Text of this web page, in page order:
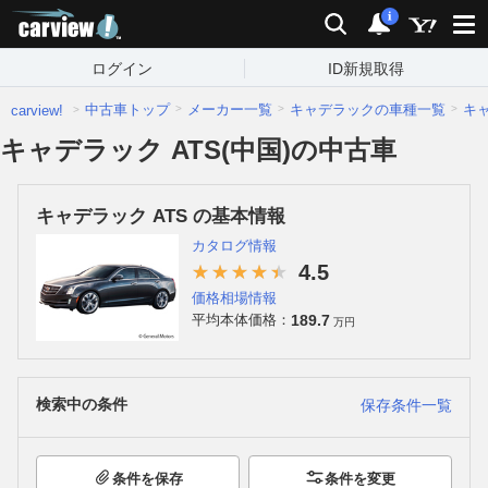
検索 通知
i
ログイン ID新規取得
carview! 中古車トップ メーカー一覧 キャデラックの車種一覧 キ
キャデラック ATS(中国)の中古車
キャデラック ATS の基本情報
カタログ情報
4.5
価格相場情報
平均本体価格： 189.7 万円
検索中の条件 保存条件一覧
条件を保存 条件を変更